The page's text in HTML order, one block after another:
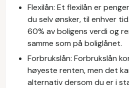
Flexilån: Et flexilån er
du selv ønsker, til enhver
60% av boligens verdi og
samme som på boliglånet.
Forbrukslån: Forbrukslån
høyeste renten, men det
alternativ dersom du er i